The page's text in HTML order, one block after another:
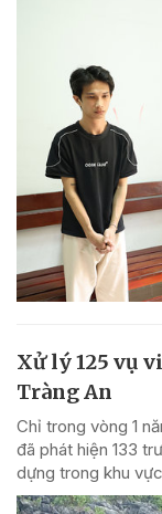
Xử lý 125 vụ
Tràng An
Chỉ trong vòng 1
đã phát hiện 133
dựng trong khu